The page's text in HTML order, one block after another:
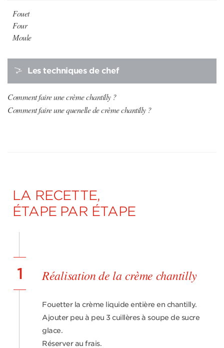
Fouet
Four
Moule
Les techniques de chef
Comment faire une crème chantilly ?
Comment faire une quenelle de crème chantilly ?
LA RECETTE,
ÉTAPE PAR ÉTAPE
1 Réalisation de la crème chantilly
Fouetter la crème liquide entière en chantilly.
Ajouter peu à peu 3 cuillères à soupe de sucre
glace.
Réserver au frais.